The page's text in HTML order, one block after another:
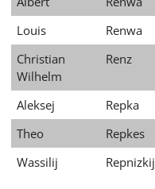
Louis
Renwa
Christian
Wilhelm
Renz
Aleksej Repka
Theo
Repkes
Wassilij
Repnizkij